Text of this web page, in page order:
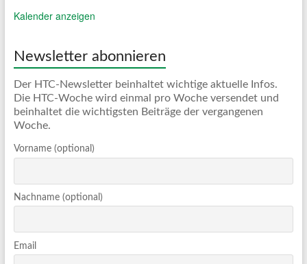
Kalender anzeigen
Newsletter abonnieren
Der HTC-Newsletter beinhaltet wichtige aktuelle Infos.
Die HTC-Woche wird einmal pro Woche versendet und
beinhaltet die wichtigsten Beiträge der vergangenen
Woche.
Vorname (optional)
Nachname (optional)
Email